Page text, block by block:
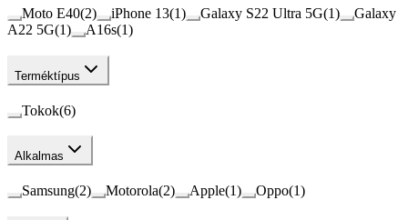
Moto E40(2) iPhone 13(1) Galaxy S22 Ultra 5G(1)
Galaxy
A22 5G(1) A16s(1)
Terméktípus
Tokok(6)
Alkalmas
Samsung(2) Motorola(2) Apple(1) Oppo(1)